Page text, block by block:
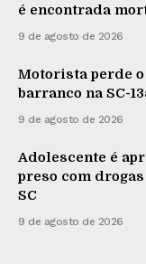
é encontrada
9 de agosto de 2026
Motorista perde
barranco na SC-
9 de agosto de 2026
Adolescente é
preso com
SC
9 de agosto de 2026